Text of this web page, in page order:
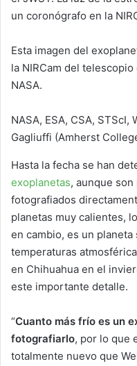
un coronógrafo en la
Esta imagen del
la NIRCam del
NASA.
NASA, ESA, CSA, STScI,
Gagliuffi (Amherst
Hasta la fecha se han
exoplanetas, aunque
fotografiados
planetas muy calientes,
en cambio, es un
temperaturas
en Chihuahua en el
este importante detalle.
“Cuanto más frío es un
fotografiarlo, por lo que
totalmente nuevo que